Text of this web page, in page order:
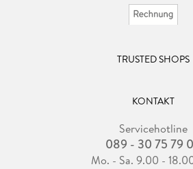
TRUSTED SHOPS
KONTAKT
Servicehotline
089 - 30 75 79
Mo. - Sa. 9.00 -